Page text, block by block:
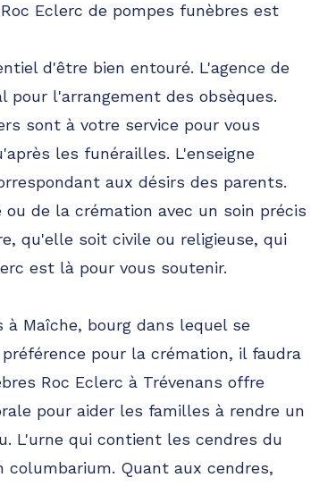
Eclerc de pompes funèbres est
d'être bien entouré. L'agence de
pour l'arrangement des obsèques.
sont à votre service pour vous
les funérailles. L'enseigne
aux désirs des parents.
de la crémation avec un soin précis
qu'elle soit civile ou religieuse, qui
est là pour vous soutenir.
Maîche, bourg dans lequel se
pour la crémation, il faudra
Roc Eclerc à Trévenans offre
pour aider les familles à rendre un
L'urne qui contient les cendres du
Quant aux cendres,